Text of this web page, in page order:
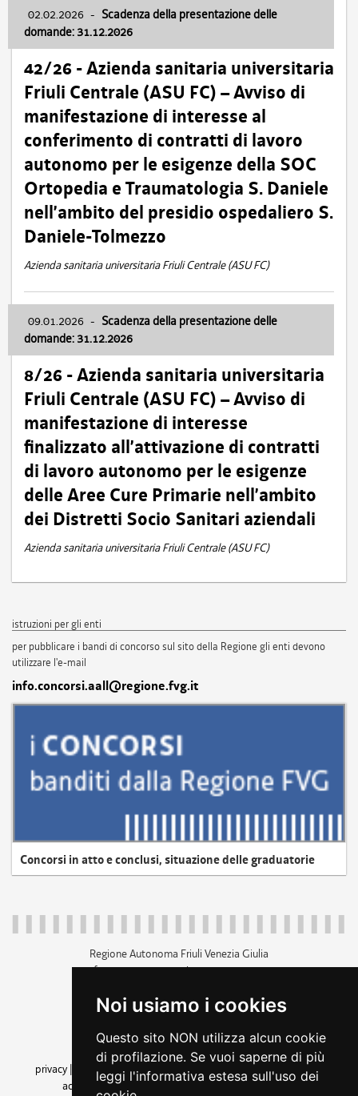
Noi usiamo i cookies
Questo sito NON utilizza alcun cookie
di profilazione. Se vuoi saperne di più
leggi l'informativa estesa sull'uso dei
02.02.2026 - Scadenza della presentazione delle
domande: 31.12.2026
42/26 - Azienda sanitaria universitaria
Friuli Centrale (ASU FC) – Avviso di
manifestazione di interesse al
conferimento di contratti di lavoro
autonomo per le esigenze della SOC
Ortopedia e Traumatologia S. Daniele
nell’ambito del presidio ospedaliero S.
Daniele-Tolmezzo
Azienda sanitaria universitaria Friuli Centrale (ASU FC)
09.01.2026 - Scadenza della presentazione delle
domande: 31.12.2026
8/26 - Azienda sanitaria universitaria
Friuli Centrale (ASU FC) – Avviso di
manifestazione di interesse
finalizzato all’attivazione di contratti
di lavoro autonomo per le esigenze
delle Aree Cure Primarie nell’ambito
dei Distretti Socio Sanitari aziendali
Azienda sanitaria universitaria Friuli Centrale (ASU FC)
istruzioni per gli enti
per pubblicare i bandi di concorso sul sito della Regione gli enti devono
utilizzare l'e-mail
info.concorsi.aall@regione.fvg.it
Concorsi in atto e conclusi, situazione delle graduatorie
Regione Autonoma Friuli Venezia Giulia
c.f. 80014930327; p.iva 00526040324
+39 040 3771111
amministrazione trasparente
privacy
cookie |note legali accessibilità
dichiarazione di
accessibilità| feedback cambio preferenze cookie